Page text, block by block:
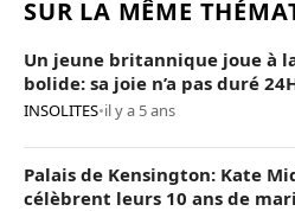
SUR LA MÊME
Un jeune britannique joue à
bolide: sa joie n’a pas duré
INSOLITES•il y a 5 ans
Palais de Kensington: Kate
célèbrent leurs 10 ans de